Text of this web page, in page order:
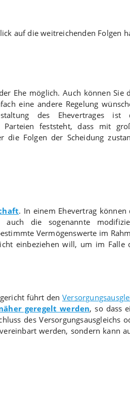
auf die weitreichenden Folgen
Ehe möglich. Auch können Sie
eine andere Regelung
des Ehevertrages ist
feststeht, dass mit
Folgen der Scheidung
. In einem Ehevertrag können
auch die sogenannte
Vermögenswerte im
einbeziehen will, um im Falle
führt den
geregelt werden, so dass
des Versorgungsausgleichs
werden, sondern kann